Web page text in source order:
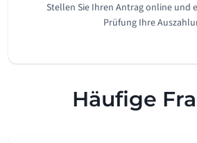
Stellen Sie Ihren Antrag online und
Prüfung Ihre
Häufige